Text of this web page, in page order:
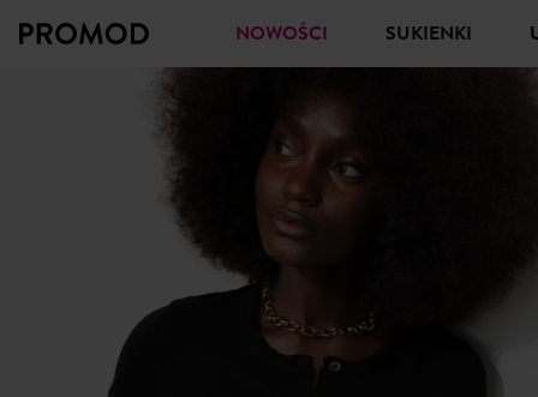
NOWOŚCI SUKIENKI